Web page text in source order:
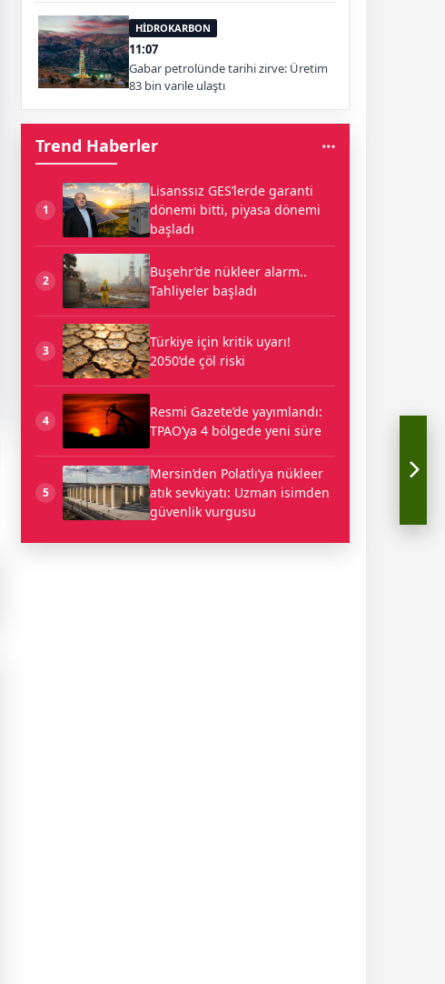
HİDROKARBON
11:07
Gabar petrolünde tarihi zirve: Üretim
83 bin varile ulaştı
Trend Haberler
1
Lisanssız GES’lerde garanti
dönemi bitti, piyasa dönemi
başladı
2
Buşehr’de nükleer alarm..
Tahliyeler başladı
3
Türkiye için kritik uyarı!
2050’de çöl riski
4
Resmi Gazete’de yayımlandı:
TPAO’ya 4 bölgede yeni süre
5
Mersin’den Polatlı’ya nükleer
atık sevkiyatı: Uzman isimden
güvenlik vurgusu